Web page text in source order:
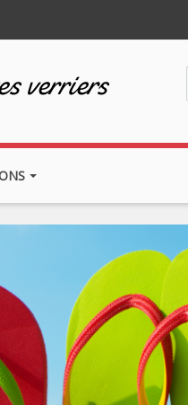
verriers